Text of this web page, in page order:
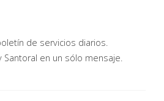
de servicios diarios.
Santoral en un sólo mensaje.